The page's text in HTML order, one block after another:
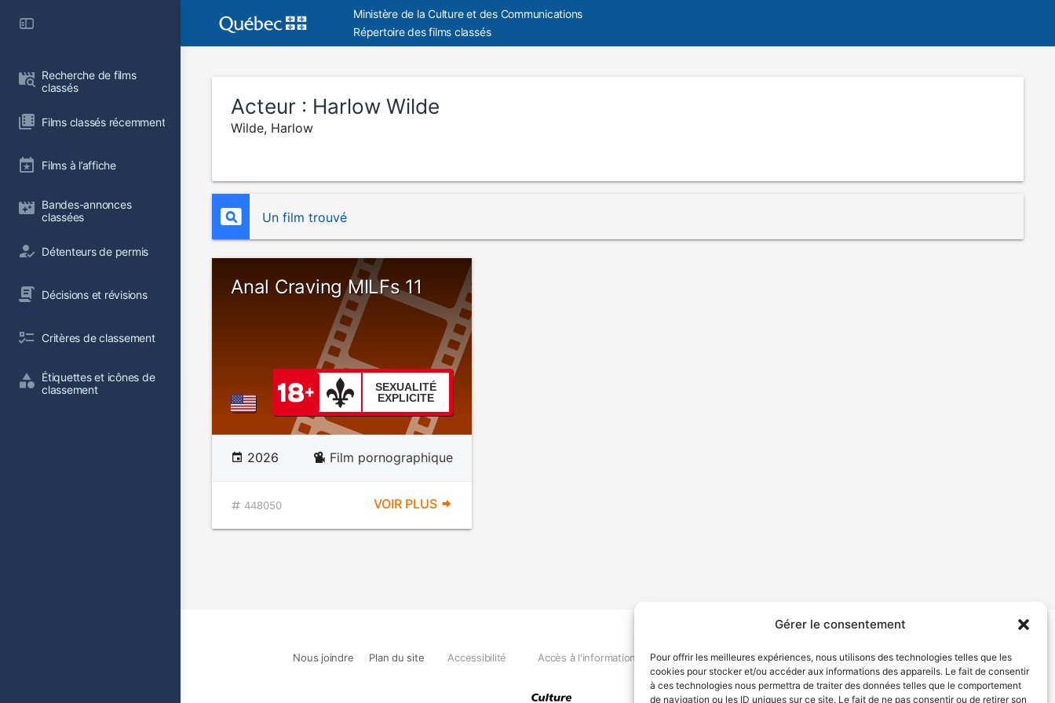
Gérer le consentement
Pour offrir les meilleures expériences, nous utilisons des technologies telles que les
cookies pour stocker et/ou accéder aux informations des appareils. Le fait de consentir
à ces technologies nous permettra de traiter des données telles que le comportement
de navigation ou les ID uniques sur ce site. Le fait de ne pas consentir ou de retirer son
Recherche de films
classés
Films classés récemment
Films à l’affiche
Bandes-annonces
classées
Détenteurs de permis
Décisions et révisions
Critères de classement
Étiquettes et icônes de
classement
Ministère de la Culture et des Communications
Répertoire des films classés
Acteur : Harlow Wilde
Wilde, Harlow
Un film trouvé
Anal Craving MILFs 11
SEXUALITÉ
EXPLICITE
2026 Film pornographique
448050 VOIR PLUS
Nous joindre Plan du site Accessibilité Accès à l'information Déclaration de services Politique de confidentialité